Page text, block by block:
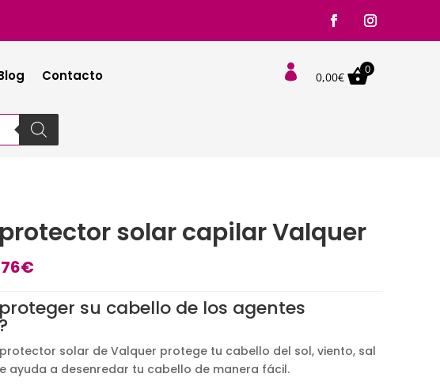
Contacto  0,00€
0
solar capilar Valquer
€El
actual
es:
su cabello de los agentes
solar de Valquer protege tu cabello del sol, viento, sal
ayuda a desenredar tu cabello de manera fácil.